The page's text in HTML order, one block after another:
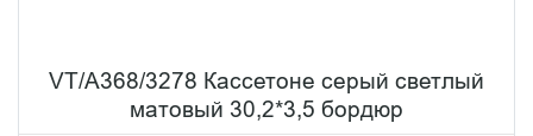
VT/A368/3278 Кассетоне серый светлый
матовый 30,2*3,5 бордюр